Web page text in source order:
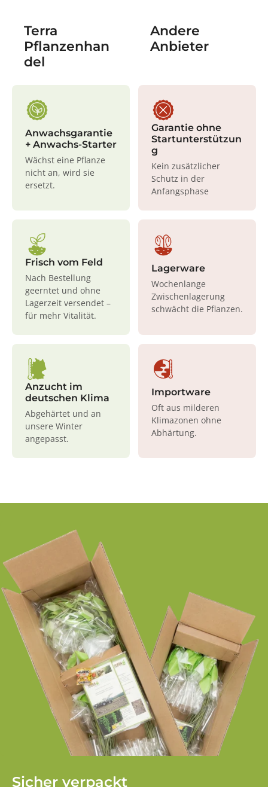
Terra
Pflanzenhan
del
Andere
Anbieter
Anwachsgarantie
+ Anwachs-Starter
Wächst eine Pflanze
nicht an, wird sie
ersetzt.
Garantie ohne
Startunterstützun
g
Kein zusätzlicher
Schutz in der
Anfangsphase
Frisch vom Feld
Nach Bestellung
geerntet und ohne
Lagerzeit versendet –
für mehr Vitalität.
Lagerware
Wochenlange
Zwischenlagerung
schwächt die Pflanzen.
Anzucht im
deutschen Klima
Abgehärtet und an
unsere Winter
angepasst.
Importware
Oft aus milderen
Klimazonen ohne
Abhärtung.
Sicher verpackt